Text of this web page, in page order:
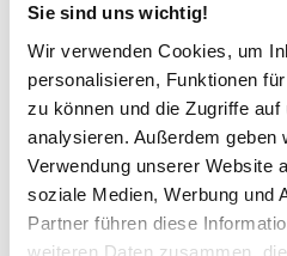
Sie sind uns wichtig!
Wir verwenden Cookies, um
personalisieren, Funktionen
zu können und die Zugriffe
analysieren. Außerdem geben
Verwendung unserer Website
soziale Medien, Werbung und
Partner führen diese
weiteren Daten zusammen,
Herstellung der Baustoffe über
Rückbau, um eine
gewährleisten.
Hier gibt es mehr zur
Holzfertighäuser.